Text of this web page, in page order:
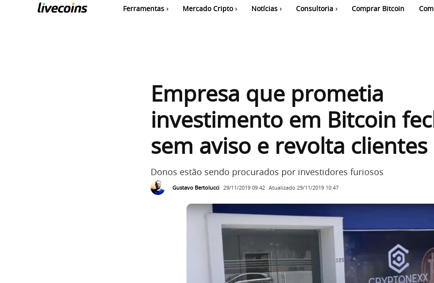
Ferramentas Mercado Cripto Notícias Consultoria Comprar Bitcoin
Empresa que prometia
investimento em Bitcoin
sem aviso e revolta clientes
Donos estão sendo procurados por investidores furiosos
Gustavo Bertolucci 29/11/2019 09:42 Atualizado 29/11/2019 10:47